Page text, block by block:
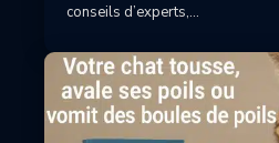
conseils d’experts,…